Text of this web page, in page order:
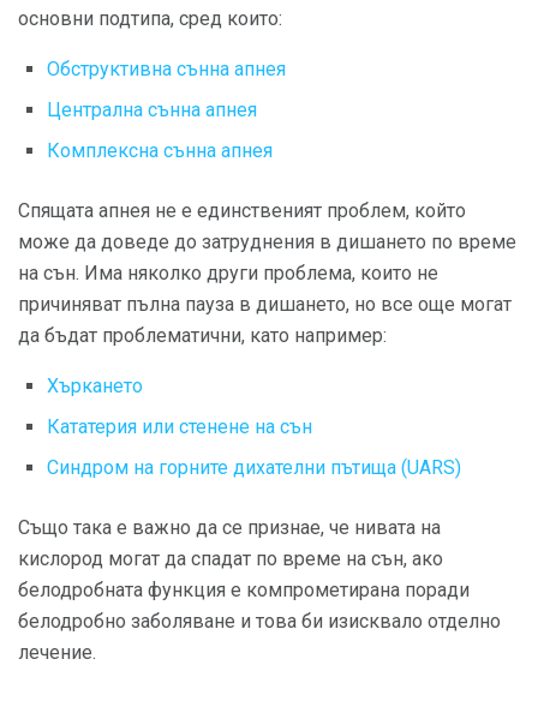
основни подтипа, сред които:
Обструктивна сънна апнея
Централна сънна апнея
Комплексна сънна апнея
Спящата апнея не е единственият проблем, който
може да доведе до затруднения в дишането по време
на сън. Има няколко други проблема, които не
причиняват пълна пауза в дишането, но все още могат
да бъдат проблематични, като например:
Хъркането
Кататерия или стенене на сън
Синдром на горните дихателни пътища (UARS)
Също така е важно да се признае, че нивата на
кислород могат да спадат по време на сън, ако
белодробната функция е компрометирана поради
белодробно заболяване и това би изисквало отделно
лечение.